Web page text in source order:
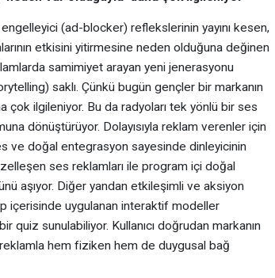
(ad-blocker) reflekslerinin yayını kesen,
etkisini yitirmesine neden olduğuna değinen
samimiyet arayan yeni jenerasyonu
saklı. Çünkü bugün gençler bir markanın
çok ilgileniyor. Bu da radyoları tek yönlü bir ses
dönüştürüyor. Dolayısıyla reklam verenler için
ve doğal entegrasyon sayesinde dinleyicinin
ses reklamları ile program içi doğal
aşıyor. Diğer yandan etkileşimli ve aksiyon
içerisinde uygulanan interaktif modeller
quiz sunulabiliyor. Kullanıcı doğrudan markanın
hem fiziken hem de duygusal bağ